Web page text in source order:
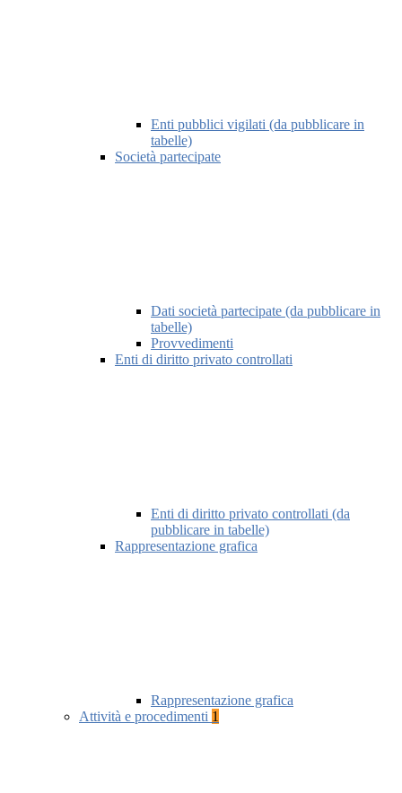
Enti pubblici vigilati (da pubblicare in
tabelle)
Società partecipate
Dati società partecipate (da pubblicare in
tabelle)
Provvedimenti
Enti di diritto privato controllati
Enti di diritto privato controllati (da
pubblicare in tabelle)
Rappresentazione grafica
Rappresentazione grafica
Attività e procedimenti 1